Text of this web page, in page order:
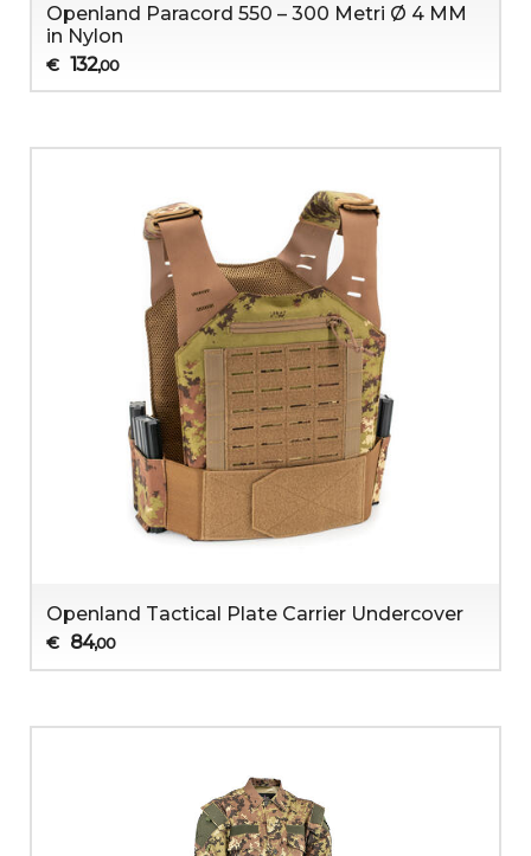
Openland Paracord 550 – 300 Metri Ø 4 MM
in Nylon
€ 132,00
Openland Tactical Plate Carrier Undercover
€ 84,00